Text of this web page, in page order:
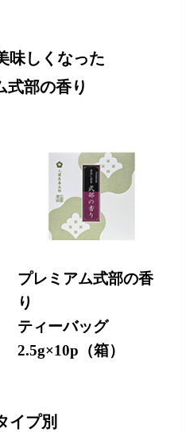
味しくなった
式部の香り
プレミアム式部の香
り
ティーバッグ
2.5g×10p（箱）
イプ別